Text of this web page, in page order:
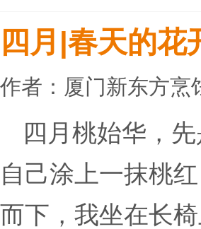
四月|春天的
作者：厦门新东方烹
四月桃始华，
自己涂上一抹桃
而下，我坐在长